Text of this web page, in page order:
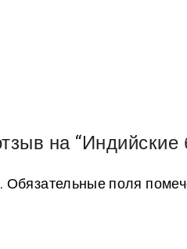
на
Обязательные поля